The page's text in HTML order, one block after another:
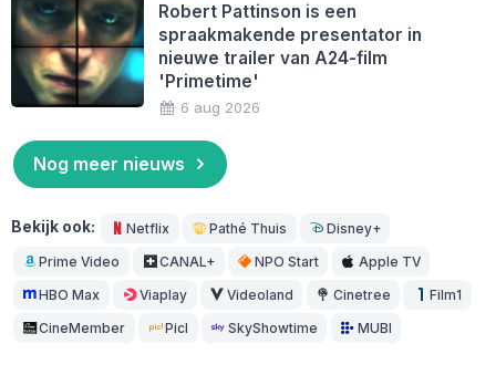
Robert Pattinson is een
spraakmakende presentator in
nieuwe trailer van A24-film
'Primetime'
6 aug 2026
Nog meer nieuws
Bekijk ook: Netflix Pathé Thuis Disney+
Prime Video CANAL+ NPO Start Apple TV
HBO Max Viaplay Videoland Cinetree Film1
CineMember Picl SkyShowtime MUBI